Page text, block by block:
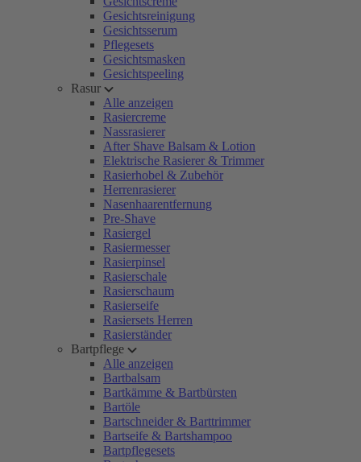
Gesichtsreinigung
Gesichtsserum
Pflegesets
Gesichtsmasken
Gesichtspeeling
Rasur
Alle anzeigen
Rasiercreme
Nassrasierer
After Shave Balsam & Lotion
Elektrische Rasierer & Trimmer
Rasierhobel & Zubehör
Herrenrasierer
Nasenhaarentfernung
Pre-Shave
Rasiergel
Rasiermesser
Rasierpinsel
Rasierschale
Rasierschaum
Rasierseife
Rasiersets Herren
Rasierständer
Bartpflege
Alle anzeigen
Bartbalsam
Bartkämme & Bartbürsten
Bartöle
Bartschneider & Barttrimmer
Bartseife & Bartshampoo
Bartpflegesets